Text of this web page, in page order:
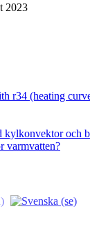
2023
r34 (heating
kylkonvektor och
varmvatten?